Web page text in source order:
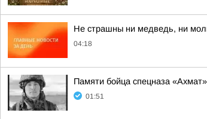
Не страшны ни медведь, ни
04:18
Памяти бойца спецназа
01:51